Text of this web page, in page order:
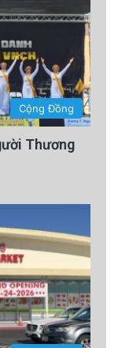
Cộng Đồng
Thương